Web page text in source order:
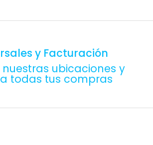
y Facturación
ubicaciones y
todas tus compras